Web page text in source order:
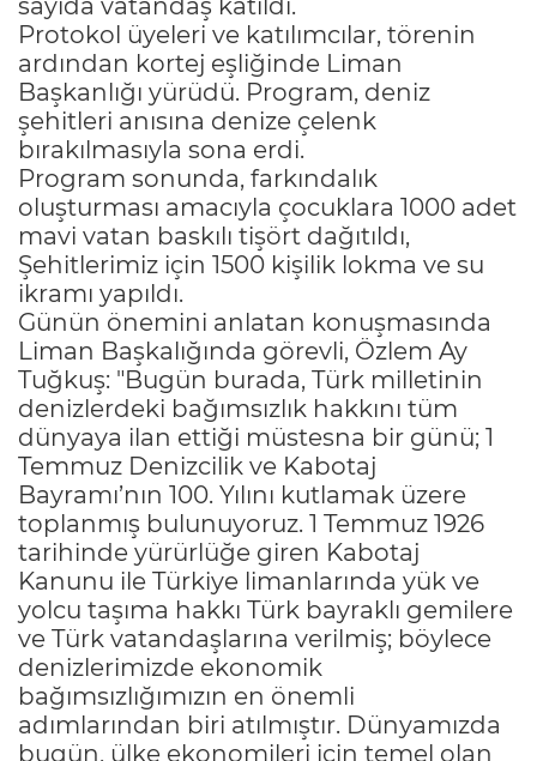
sayıda vatandaş katıldı.
Protokol üyeleri ve katılımcılar, törenin
ardından kortej eşliğinde Liman
Başkanlığı yürüdü. Program, deniz
şehitleri anısına denize çelenk
bırakılmasıyla sona erdi.
Program sonunda, farkındalık
oluşturması amacıyla çocuklara 1000 adet
mavi vatan baskılı tişört dağıtıldı,
Şehitlerimiz için 1500 kişilik lokma ve su
ikramı yapıldı.
Günün önemini anlatan konuşmasında
Liman Başkalığında görevli, Özlem Ay
Tuğkuş: "Bugün burada, Türk milletinin
denizlerdeki bağımsızlık hakkını tüm
dünyaya ilan ettiği müstesna bir günü; 1
Temmuz Denizcilik ve Kabotaj
Bayramı’nın 100. Yılını kutlamak üzere
toplanmış bulunuyoruz. 1 Temmuz 1926
tarihinde yürürlüğe giren Kabotaj
Kanunu ile Türkiye limanlarında yük ve
yolcu taşıma hakkı Türk bayraklı gemilere
ve Türk vatandaşlarına verilmiş; böylece
denizlerimizde ekonomik
bağımsızlığımızın en önemli
adımlarından biri atılmıştır. Dünyamızda
bugün, ülke ekonomileri için temel olan